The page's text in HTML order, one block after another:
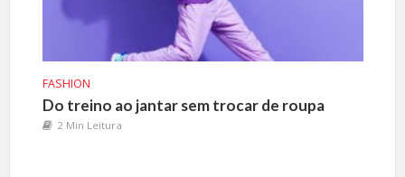
FASHION
Do treino ao jantar sem trocar de roupa
2 Min Leitura